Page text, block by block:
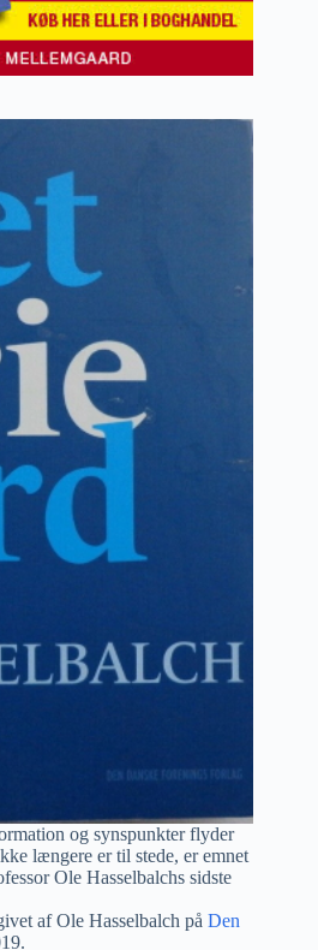
og synspunkter flyder
længere er til stede, er emnet
Ole Hasselbalchs sidste
af Ole Hasselbalch på Den